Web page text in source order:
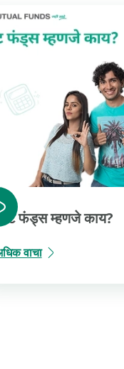
फंड्स म्हणजे काय?
वाचा